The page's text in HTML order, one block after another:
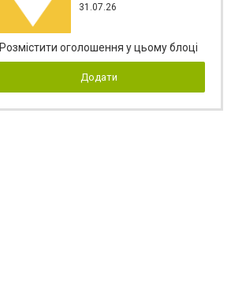
31.07.26
Розмістити оголошення у цьому блоці
Додати